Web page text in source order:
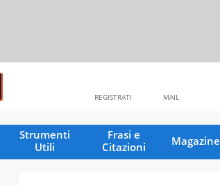
MAIL
REGISTRATI
Strumenti
Utili
Frasi e
Citazioni
Magazine